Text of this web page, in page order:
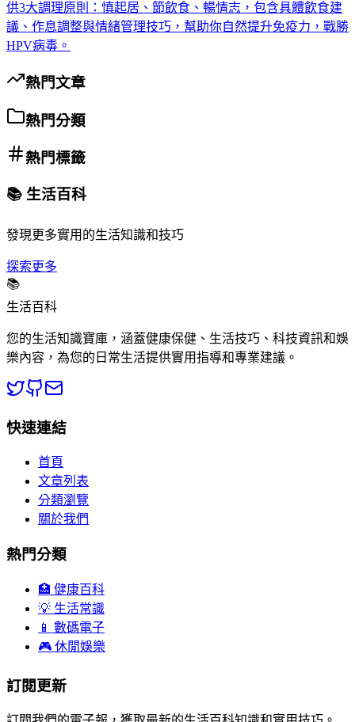
供3大調理原則：慎起居、節飲食、暢情志，包含具體飲食建
議、作息調整與情緒管理技巧，幫助你自然提升免疫力，戰勝
HPV病毒。
熱門文章
熱門分類
熱門標籤
📚 生活百科
發現更多實用的生活知識和技巧
探索更多
📚
生活百科
您的生活知識寶庫，涵蓋健康保健、生活技巧、科技資訊和娛
樂內容，為您的日常生活提供實用指導和專業建議。
快速連結
首頁
文章列表
分類瀏覽
關於我們
熱門分類
🏥 健康百科
💡 生活常識
📱 數碼電子
🎮 休閒娛樂
訂閱更新